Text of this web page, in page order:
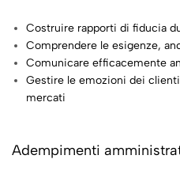
Costruire rapporti di fiducia
Comprendere le esigenze,
Comunicare efficacemente
Gestire le emozioni dei
mercati
Adempimenti